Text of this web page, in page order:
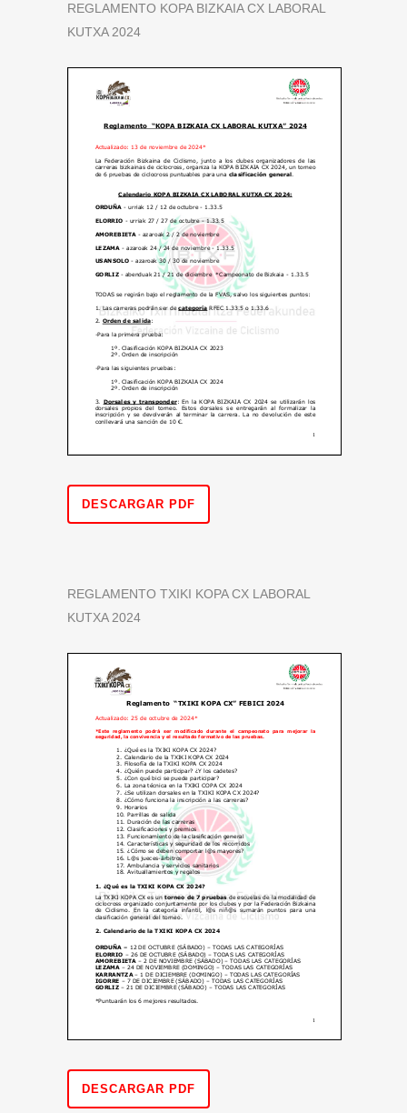
REGLAMENTO KOPA BIZKAIA CX LABORAL
KUTXA 2024
DESCARGAR PDF
REGLAMENTO TXIKI KOPA CX LABORAL
KUTXA 2024
DESCARGAR PDF